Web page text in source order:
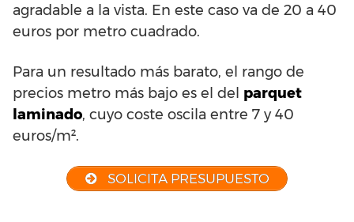
agradable a la vista. En este caso va de 20 a 40
euros por metro cuadrado.
Para un resultado más barato, el rango de
precios metro más bajo es el del parquet
laminado, cuyo coste oscila entre 7 y 40
euros/m².
SOLICITA PRESUPUESTO